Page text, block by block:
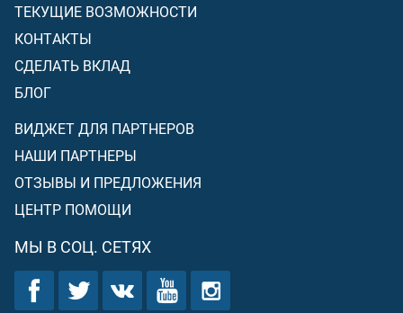
ТЕКУЩИЕ ВОЗМОЖНОСТИ
КОНТАКТЫ
СДЕЛАТЬ ВКЛАД
БЛОГ
ВИДЖЕТ ДЛЯ ПАРТНЕРОВ
НАШИ ПАРТНЕРЫ
ОТЗЫВЫ И ПРЕДЛОЖЕНИЯ
ЦЕНТР ПОМОЩИ
МЫ В СОЦ. СЕТЯХ